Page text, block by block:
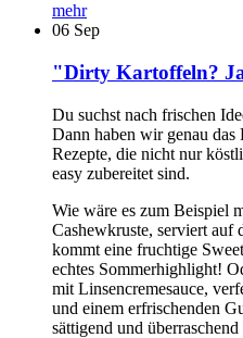
mehr
06 Sep
"Dirty Kartoffeln?
Du suchst nach frischen
Dann haben wir genau
Rezepte, die nicht nur
easy zubereitet sind.
Wie wäre es zum Beispiel
Cashewkruste, serviert auf
kommt eine fruchtige
echtes Sommerhighlight!
mit Linsencremesauce,
und einem erfrischenden
sättigend und